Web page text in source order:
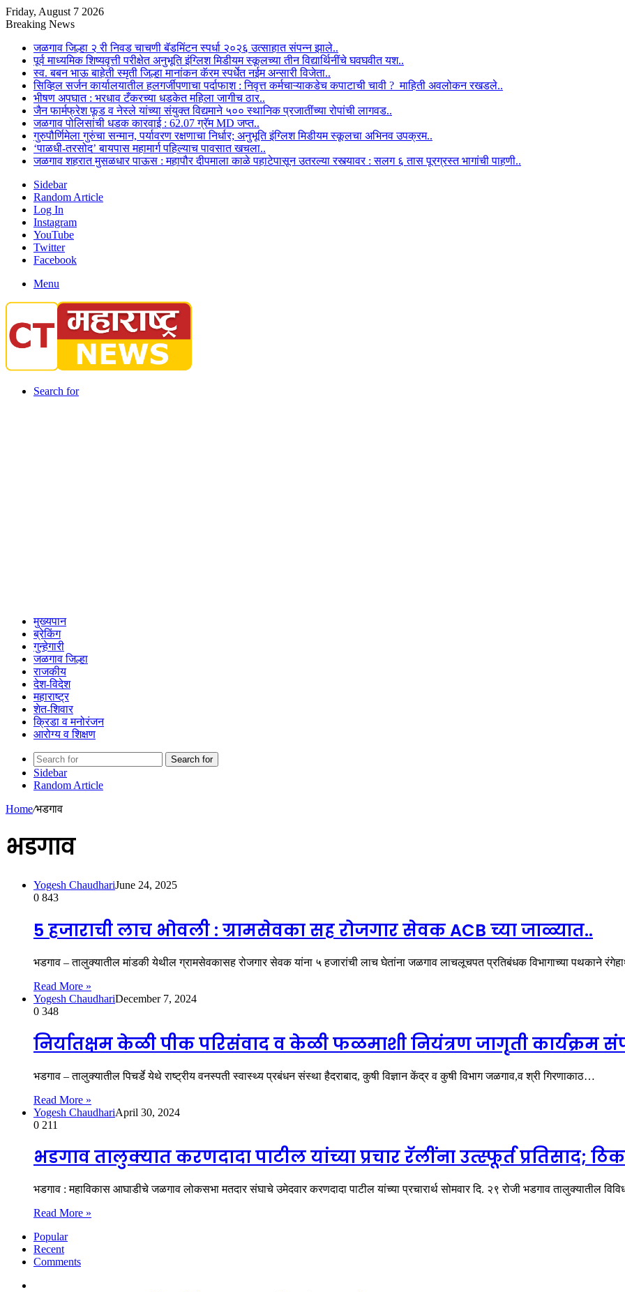
Friday, August 7 2026
Breaking News
जळगाव जिल्हा २ री निवड चाचणी बॅडमिंटन स्पर्धा २०२६ उत्साहात संपन्न झाले..
पूर्व माध्यमिक शिष्यवृत्ती परीक्षेत अनुभूति इंग्लिश मिडीयम स्कूलच्या तीन विद्यार्थिनींचे घवघवीत यश..
स्व. बबन भाऊ बाहेती स्मृती जिल्हा मानांकन कॅरम स्पर्धेत नईम अन्सारी विजेता..
सिव्हिल सर्जन कार्यालयातील हलगर्जीपणाचा पर्दाफाश : निवृत्त कर्मचाऱ्याकडेच कपाटाची चावी ? माहिती अवलोकन रखडले..
भीषण अपघात : भरधाव टँकरच्या धडकेत महिला जागीच ठार..
जैन फार्मफ्रेश फूड व नेस्ले यांच्या संयुक्त विद्यमाने ५०० स्थानिक प्रजातींच्या रोपांची लागवड..
जळगाव पोलिसांची धडक कारवाई : 62.07 ग्रॅम MD जप्त..
गुरुपौर्णिमेला गुरुंचा सन्मान, पर्यावरण रक्षणाचा निर्धार; अनुभूति इंग्लिश मिडीयम स्कूलचा अभिनव उपक्रम..
‘पाळधी-तरसोद’ बायपास महामार्ग पहिल्याच पावसात खचला..
जळगाव शहरात मुसळधार पाऊस : महापौर दीपमाला काळे पहाटेपासून उतरल्या रस्त्यावर : सलग ६ तास पूरग्रस्त भागांची पाहणी..
Sidebar
Random Article
Log In
Instagram
YouTube
Twitter
Facebook
Menu
Search for
मुख्यपान
ब्रेकिंग
गुन्हेगारी
जळगाव जिल्हा
राजकीय
देश-विदेश
महाराष्ट्र
शेत-शिवार
क्रिडा व मनोरंजन
आरोग्य व शिक्षण
Search for
Sidebar
Random Article
Home/भडगाव
भडगाव
Yogesh ChaudhariJune 24, 2025
0 843
5 हजाराची लाच भोवली : ग्रामसेवका सह रोजगार सेवक ACB च्या जाळ्यात..
भडगाव – तालुक्यातील मांडकी येथील ग्रामसेवकासह रोजगार सेवक यांना ५ हजारांची लाच घेतांना जळगाव लाचलूचपत प्रतिबंधक विभागाच्या पथकाने
Read More »
Yogesh ChaudhariDecember 7, 2024
0 348
निर्यातक्षम केळी पीक परिसंवाद व केळी फळमाशी नियंत्रण जागृती कार्यक्रम
भडगाव – तालुक्यातील पिचर्डे येथे राष्ट्रीय वनस्पती स्वास्थ्य प्रबंधन संस्था हैदराबाद, कुषी विज्ञान केंद्र व कुषी विभाग जळगाव,व श्री गिरणाकाठ…
Read More »
Yogesh ChaudhariApril 30, 2024
0 211
भडगाव तालुक्यात करणदादा पाटील यांच्या प्रचार रॅलींना उत्स्फूर्त प्रतिसाद;
भडगाव : महाविकास आघाडीचे जळगाव लोकसभा मतदार संघाचे उमेदवार करणदादा पाटील यांच्या प्रचारार्थ सोमवार दि. २९ रोजी भडगाव तालुक्यातील
Read More »
Popular
Recent
Comments